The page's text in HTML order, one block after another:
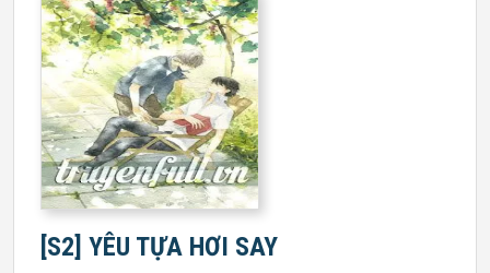
[S2] YÊU TỰA HƠI SAY